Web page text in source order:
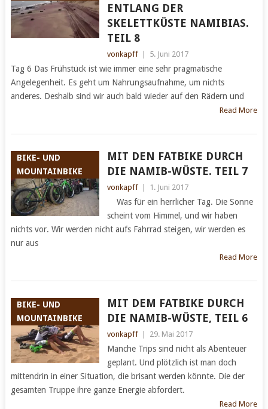
ENTLANG DER
SKELETTKÜSTE NAMIBIAS.
TEIL 8
vonkapff 5. Juni 2017
Tag 6 Das Frühstück ist wie immer eine sehr pragmatische
Angelegenheit. Es geht um Nahrungsaufnahme, um nichts
anderes. Deshalb sind wir auch bald wieder auf den Rädern und
Read More
BIKE- UND
MOUNTAINBIKE
MIT DEN FATBIKE DURCH
DIE NAMIB-WÜSTE. TEIL 7
vonkapff 1. Juni 2017
Was für ein herrlicher Tag. Die Sonne
scheint vom Himmel, und wir haben
nichts vor. Wir werden nicht aufs Fahrrad steigen, wir werden es
nur aus
Read More
BIKE- UND
MOUNTAINBIKE
MIT DEM FATBIKE DURCH
DIE NAMIB-WÜSTE, TEIL 6
vonkapff 29. Mai 2017
Manche Trips sind nicht als Abenteuer
geplant. Und plötzlich ist man doch
mittendrin in einer Situation, die brisant werden könnte. Die der
gesamten Truppe ihre ganze Energie abfordert.
Read More